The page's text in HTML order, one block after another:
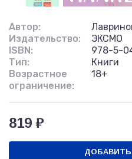
Автор:
Издательство:
ЭКСМО
ISBN:
978-5-
Тип:
Книги
Возрастное
ограничение:
18+
819 ₽
ДОБАВИТЬ